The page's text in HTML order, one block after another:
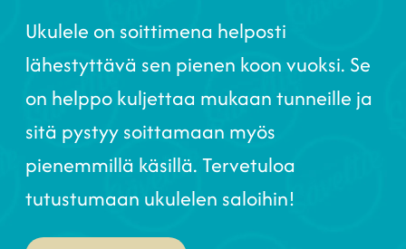
Ukulele on soittimena helposti
lähestyttävä sen pienen koon vuoksi. Se
on helppo kuljettaa mukaan tunneille ja
sitä pystyy soittamaan myös
pienemmillä käsillä. Tervetuloa
tutustumaan ukulelen saloihin!